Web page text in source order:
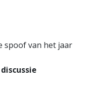
spoof van het jaar